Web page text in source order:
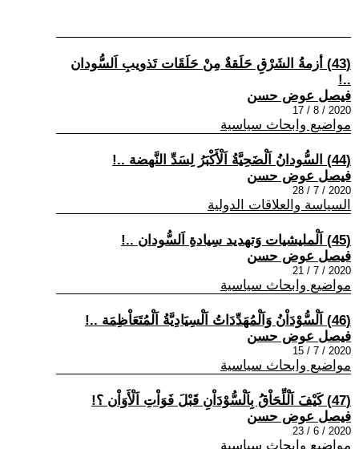
(43) أزمةُ الشَرْقِ حَلَقةٌ مِنْ حَلَقَات تَذويبِ اَلسُّودان
..!
فيصل عوض حسن
2020 / 8 / 17
مواضيع وابحاث سياسية
(44) السُّودانُ اَلْضَحِيَّةُ اَلْأَكْبَرُ لِسَدِّ النَّهضة ..!
فيصل عوض حسن
2020 / 7 / 28
السياسة والعلاقات الدولية
(45) اَلْمليشيات وَتهديد سِيادةِ اَلسُّودان ..!
فيصل عوض حسن
2020 / 7 / 21
مواضيع وابحاث سياسية
(46) اَلْسُّوْدَاْنُ وَاَلْمُهَدِّدَاتُ اَلْسِيَادِيَّةُ اَلْمُتَعَاْظِمَة ..!
فيصل عوض حسن
2020 / 7 / 15
مواضيع وابحاث سياسية
(47) كَيْفَ اَلْلِّحَاْقُ بِاَلْسُّوْدَاْنِ قَبْلَ فَوَاْتِ اَلْأَوَاْن ؟!
فيصل عوض حسن
2020 / 6 / 23
مواضيع وابحاث سياسية